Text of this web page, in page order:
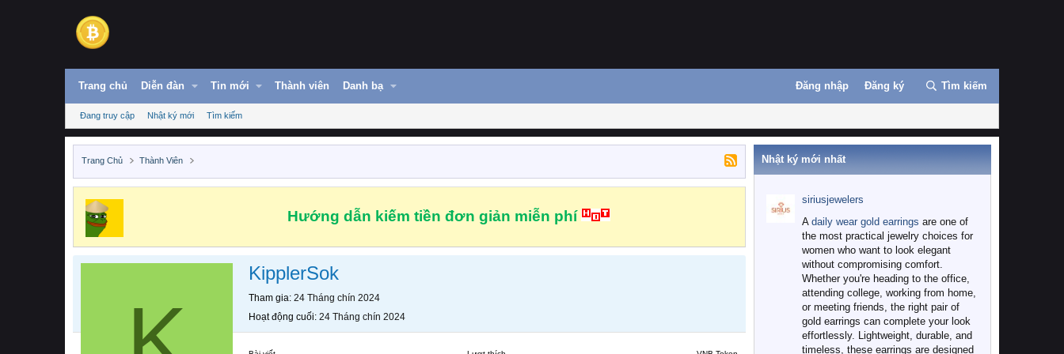
Trang chủ Diễn đàn Tin mới Thành viên Danh bạ Đăng nhập Đăng ký Tìm kiếm
Đang truy cập Nhật ký mới Tìm kiếm
Trang Chủ Thành Viên
Hướng dẫn kiếm tiền đơn giản miễn phí
KipplerSok
Tham gia 24 Tháng chín 2024
Hoạt động cuối 24 Tháng chín 2024
Nhật ký mới nhất
siriusjewelers
A daily wear gold earrings are one of
the most practical jewelry choices for
women who want to look elegant
without compromising comfort.
Whether you're heading to the office,
attending college, working from home,
or meeting friends, the right pair of
gold earrings can complete your look
effortlessly. Lightweight, durable, and
timeless, these earrings are designed